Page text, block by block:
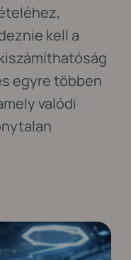
kell a
egyre többen
valódi